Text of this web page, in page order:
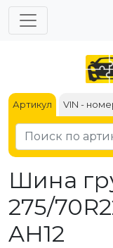
Артикул VIN -
Шина
275/
AH12